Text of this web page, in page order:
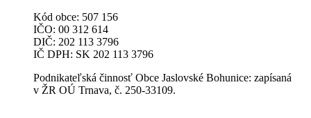
Kód obce: 507 156
IČO: 00 312 614
DIČ: 202 113 3796
IČ DPH: SK 202 113 3796
Podnikateľská činnosť Obce Jaslovské Bohunice: zapísaná
v ŽR OÚ Trnava, č. 250-33109.